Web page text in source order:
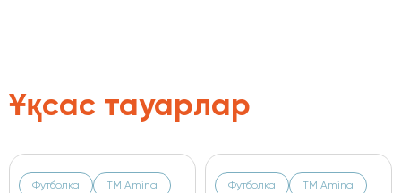
Ұқсас тауарлар
Футболка ТМ Amina Футболка ТМ Amina